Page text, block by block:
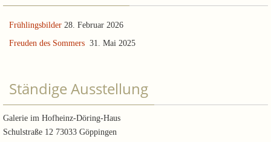
Frühlingsbilder 28. Februar 2026
Freuden des Sommers 31. Mai 2025
Ständige Ausstellung
Galerie im Hofheinz-Döring-Haus
Schulstraße 12 73033 Göppingen